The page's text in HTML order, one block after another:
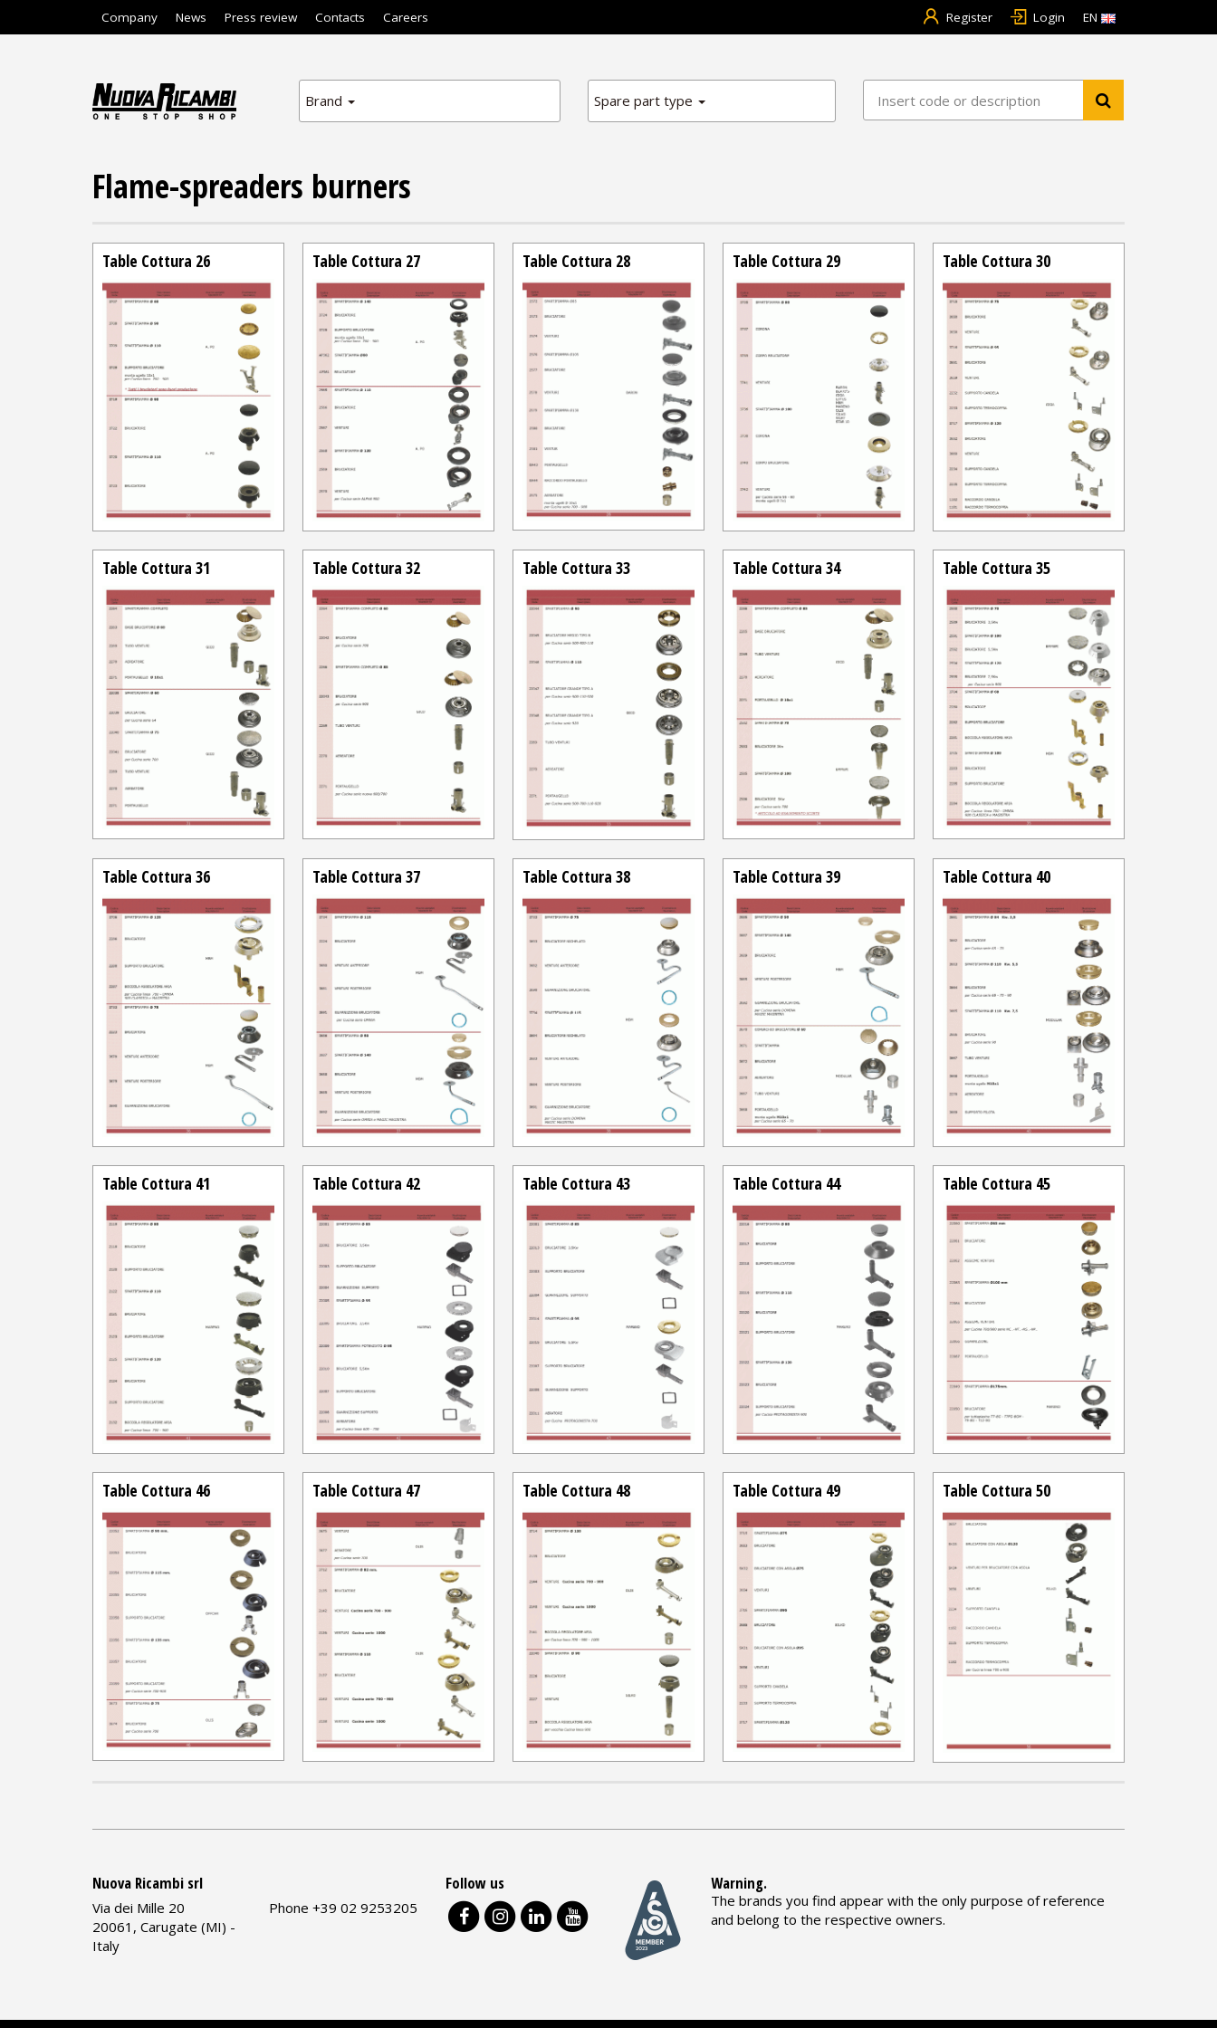
Company News Press review Contacts Careers Register Login EN
Brand Spare part type
Flame-spreaders burners
Table Cottura 26 Table Cottura 27 Table Cottura 28 Table Cottura 29 Table Cottura 30
Table Cottura 31 Table Cottura 32 Table Cottura 33 Table Cottura 34 Table Cottura 35
Table Cottura 36 Table Cottura 37 Table Cottura 38 Table Cottura 39 Table Cottura 40
Table Cottura 41 Table Cottura 42 Table Cottura 43 Table Cottura 44 Table Cottura 45
Table Cottura 46 Table Cottura 47 Table Cottura 48 Table Cottura 49 Table Cottura 50
Nuova Ricambi srl
Via dei Mille 20
20061, Carugate (MI) -
Italy
Phone +39 02 9253205
Follow us Warning.
The brands you find appear with the only purpose of reference
and belong to the respective owners.